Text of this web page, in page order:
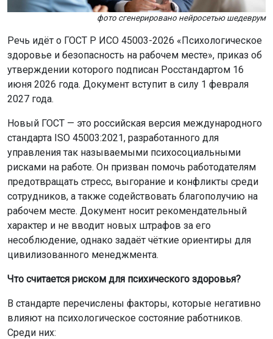
фото сгенерировано нейросетью шедеврум
Речь идёт о ГОСТ Р ИСО 45003-2026 «Психологическое
здоровье и безопасность на рабочем месте», приказ об
утверждении которого подписан Росстандартом 16
июня 2026 года. Документ вступит в силу 1 февраля
2027 года.
Новый ГОСТ — это российская версия международного
стандарта ISO 45003:2021, разработанного для
управления так называемыми психосоциальными
рисками на работе. Он призван помочь работодателям
предотвращать стресс, выгорание и конфликты среди
сотрудников, а также содействовать благополучию на
рабочем месте. Документ носит рекомендательный
характер и не вводит новых штрафов за его
несоблюдение, однако задаёт чёткие ориентиры для
цивилизованного менеджмента.
Что считается риском для психического здоровья?
В стандарте перечислены факторы, которые негативно
влияют на психологическое состояние работников.
Среди них: